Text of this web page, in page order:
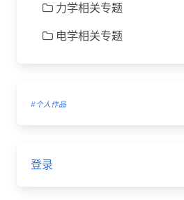
力学相关专题
电学相关专题
#个人作品
登录